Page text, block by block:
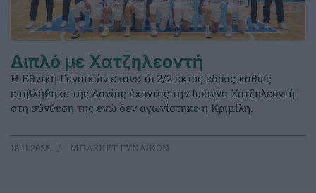
Διπλό με Χατζηλεοντή
Η Εθνική Γυναικών έκανε το 2/2 εκτός έδρας καθώς
επιβλήθηκε της Δανίας έχοντας την Ιωάννα Χατζηλεοντή
στη σύνθεση της ενώ δεν αγωνίστηκε η Κριμίλη.
18.11.2025 ΜΠΑΣΚΕΤ ΓΥΝΑΙΚΩΝ